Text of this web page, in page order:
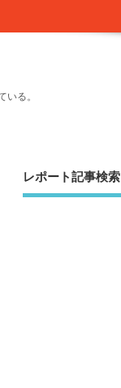
る。
レポート記事検索